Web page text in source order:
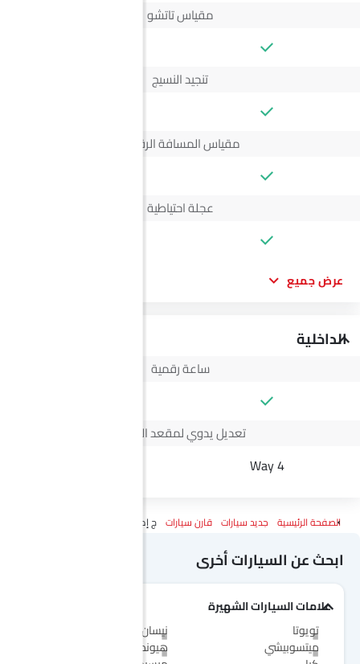
مقياس تاتشو
تنجيد النسيج
مقياس المسافة الرقمي
عجلة احتياطية
عرض جميع
الداخلية
ساعة رقمية
تعديل يدوي لمقعد السائق
4 Way
الصفحة الرئيسية جديد سيارات قارن سيارات ج إم سي فيجوس Vs VGV يو 70 برو
ابحث عن السيارات أخرى
علامات السيارات الشهيرة
تويوتا
نيسان
ميتسوبيشي
هيونداي